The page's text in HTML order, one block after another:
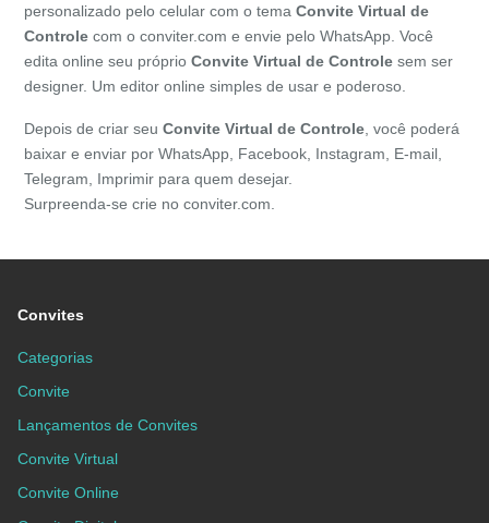
personalizado pelo celular com o temaConvite Virtual de
Controle com o conviter.com e envie pelo WhatsApp. Você
edita online seu próprioConvite Virtual deControle sem ser
designer. Um editor online simples de usar e poderoso.
Depois de criar seuConvite Virtual deControle, você poderá
baixar e enviar por WhatsApp, Facebook, Instagram, E-mail,
Telegram, Imprimir para quem desejar.
Surpreenda-se crie no conviter.com.
Convites
Categorias
Convite
Lançamentos de Convites
Convite Virtual
Convite Online